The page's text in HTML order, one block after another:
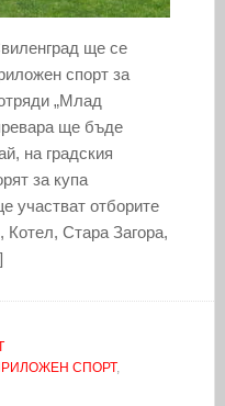
ще се
спорт за
„Млад
ще бъде
на градския
за купа
участват отборите
Стара Загора,
СПОРТ,